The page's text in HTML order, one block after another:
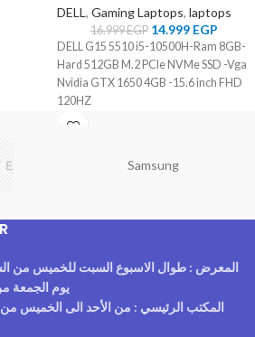
DELL , Gaming Laptops, laptops
16.999EGP 14.999 EGP
DELL G15 5510 i5-10500H-Ram 8GB-
Hard 512GB M.2 PCIe NVMe SSD -Vga
Nvidia GTX 1650 4GB -15.6 inch FHD
120HZ
Samsung
يوم الجمعة من الساعة 1
المكتب الرئيسي : من الأحد الى الخميس من الساعة 12 ظهرًا